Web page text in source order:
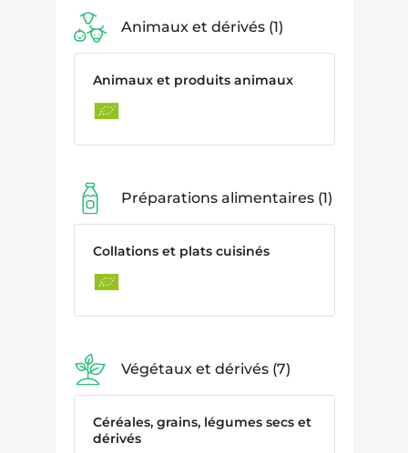
Animaux et dérivés 1
Animaux et produits animaux
Préparations alimentaires 1
Collations et plats cuisinés
Végétaux et dérivés 7
Céréales, grains, légumes secs et
dérivés